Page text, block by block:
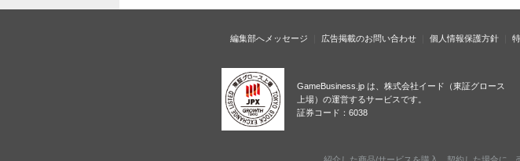
編集部へメッセージ 広告掲載のお問い合わせ 個人情報保護方針
GameBusiness.jp は、株式会社イード（東証グロース
上場）の運営するサービスです。
証券コード：6038